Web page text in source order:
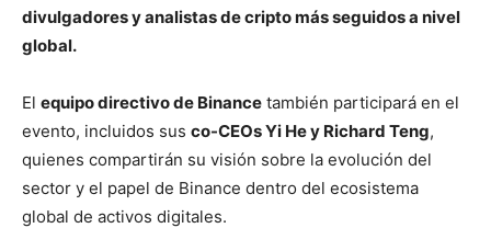
divulgadores y analistas de cripto más seguidos a nivel
global.
El equipo directivo de Binance también participará en el
evento, incluidos sus co-CEOs Yi He y Richard Teng,
quienes compartirán su visión sobre la evolución del
sector y el papel de Binance dentro del ecosistema
global de activos digitales.